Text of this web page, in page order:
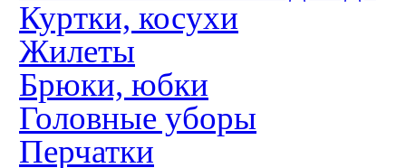
Куртки, косухи
Жилеты
Брюки, юбки
Головные уборы
Перчатки